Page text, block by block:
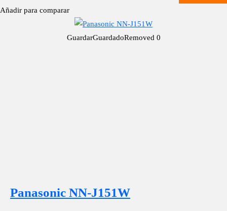
Añadir para comparar
GuardarGuardadoRemoved 0
Panasonic NN-J151W